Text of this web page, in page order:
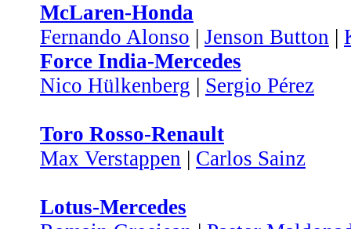
McLaren-Honda
Fernando Alonso | Jenson Button |
Force India-Mercedes
Nico Hülkenberg | Sergio Pérez
Toro Rosso-Renault
Max Verstappen | Carlos Sainz
Lotus-Mercedes